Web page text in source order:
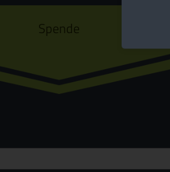
Spende